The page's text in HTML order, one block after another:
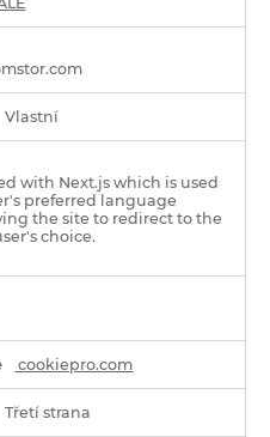
Vlastní
with Next.js which is used
preferred language
the site to redirect to the
choice.
cookiepro.com
Třetí strana